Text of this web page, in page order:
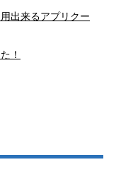
出来るアプリクー
！